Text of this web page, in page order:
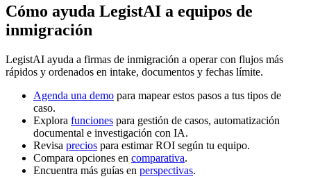
Cómo ayuda LegistAI a equipos de
inmigración
LegistAI ayuda a firmas de inmigración a operar con flujos más
rápidos y ordenados en intake, documentos y fechas límite.
Agenda una demo para mapear estos pasos a tus tipos de
caso.
Explora funciones para gestión de casos, automatización
documental e investigación con IA.
Revisa precios para estimar ROI según tu equipo.
Compara opciones en comparativa.
Encuentra más guías en perspectivas.